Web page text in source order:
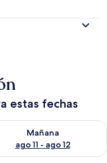
estas fechas
10 - ago 11
Mañana
ago 11 - ago 12
la disponibilidad